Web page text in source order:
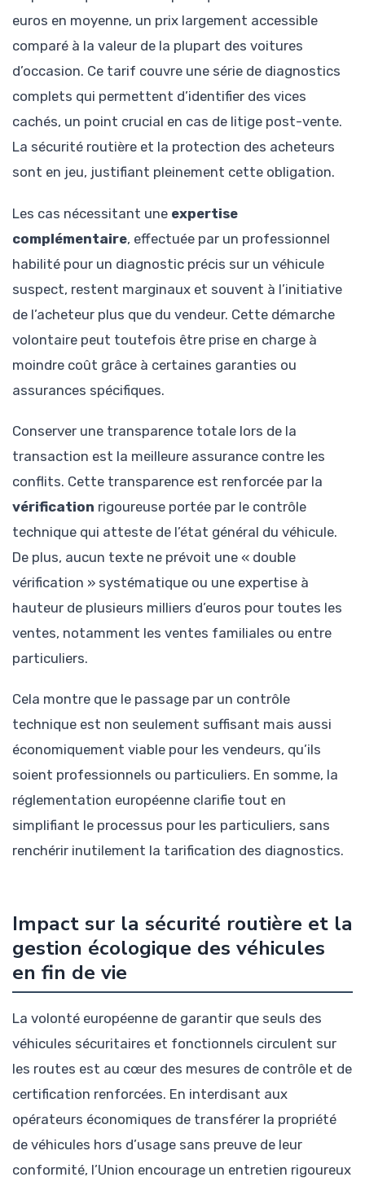
euros en moyenne, un prix largement accessible
comparé à la valeur de la plupart des voitures
d’occasion. Ce tarif couvre une série de diagnostics
complets qui permettent d’identifier des vices
cachés, un point crucial en cas de litige post-vente.
La sécurité routière et la protection des acheteurs
sont en jeu, justifiant pleinement cette obligation.
Les cas nécessitant une expertise
complémentaire, effectuée par un professionnel
habilité pour un diagnostic précis sur un véhicule
suspect, restent marginaux et souvent à l’initiative
de l’acheteur plus que du vendeur. Cette démarche
volontaire peut toutefois être prise en charge à
moindre coût grâce à certaines garanties ou
assurances spécifiques.
Conserver une transparence totale lors de la
transaction est la meilleure assurance contre les
conflits. Cette transparence est renforcée par la
vérification rigoureuse portée par le contrôle
technique qui atteste de l’état général du véhicule.
De plus, aucun texte ne prévoit une « double
vérification » systématique ou une expertise à
hauteur de plusieurs milliers d’euros pour toutes les
ventes, notamment les ventes familiales ou entre
particuliers.
Cela montre que le passage par un contrôle
technique est non seulement suffisant mais aussi
économiquement viable pour les vendeurs, qu’ils
soient professionnels ou particuliers. En somme, la
réglementation européenne clarifie tout en
simplifiant le processus pour les particuliers, sans
renchérir inutilement la tarification des diagnostics.
Impact sur la sécurité routière et la
gestion écologique des véhicules
en fin de vie
La volonté européenne de garantir que seuls des
véhicules sécuritaires et fonctionnels circulent sur
les routes est au cœur des mesures de contrôle et de
certification renforcées. En interdisant aux
opérateurs économiques de transférer la propriété
de véhicules hors d’usage sans preuve de leur
conformité, l’Union encourage un entretien rigoureux